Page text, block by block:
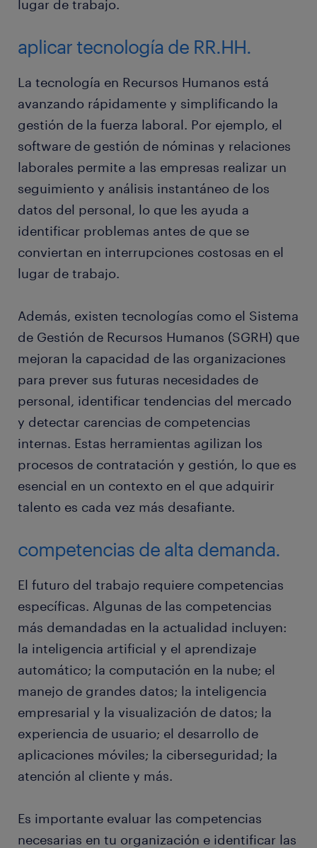
lugar de trabajo.
aplicar tecnología de RR.HH.
La tecnología en Recursos Humanos está
avanzando rápidamente y simplificando la
gestión de la fuerza laboral. Por ejemplo, el
software de gestión de nóminas y relaciones
laborales permite a las empresas realizar un
seguimiento y análisis instantáneo de los
datos del personal, lo que les ayuda a
identificar problemas antes de que se
conviertan en interrupciones costosas en el
lugar de trabajo.
Además, existen tecnologías como el Sistema
de Gestión de Recursos Humanos (SGRH) que
mejoran la capacidad de las organizaciones
para prever sus futuras necesidades de
personal, identificar tendencias del mercado
y detectar carencias de competencias
internas. Estas herramientas agilizan los
procesos de contratación y gestión, lo que es
esencial en un contexto en el que adquirir
talento es cada vez más desafiante.
competencias de alta demanda.
El futuro del trabajo requiere competencias
específicas. Algunas de las competencias
más demandadas en la actualidad incluyen:
la inteligencia artificial y el aprendizaje
automático; la computación en la nube; el
manejo de grandes datos; la inteligencia
empresarial y la visualización de datos; la
experiencia de usuario; el desarrollo de
aplicaciones móviles; la ciberseguridad; la
atención al cliente y más.
Es importante evaluar las competencias
necesarias en tu organización e identificar las